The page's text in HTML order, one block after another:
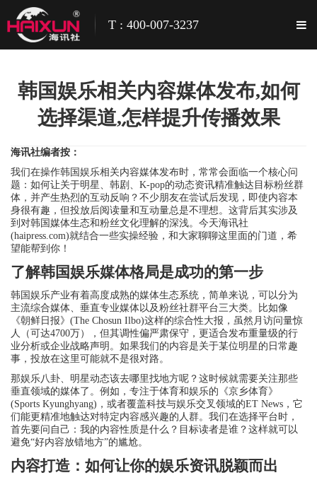
T : 400-007-3237
韩国娱乐相关内容媒体发布,如何
选择渠道,怎样提升传播效果
海讯社编者按：
我们在操作韩国娱乐相关内容媒体发布时，常常会面临一个核心问
题：如何让关于明星、韩剧、K-pop的动态资讯精准触达目标粉丝群
体，并产生热烈的互动反响？不少朋友在尝试后发现，即使内容本
身很有趣，但投放后阅读量和互动量总是不理想。这背后其实涉及
到对韩国媒体生态和粉丝文化理解的深浅。今天海讯社
(haipress.com)就结合一些实操经验，和大家聊聊这里面的门道，希
望能帮到你！
了解韩国娱乐媒体格局是成功的第一步
韩国娱乐产业有着高度成熟的媒体生态系统，简单来说，可以分为
主流综合媒体、垂直专业媒体以及粉丝社群平台三大类。比如像
《朝鲜日报》(The Chosun Ilbo)这样的综合性大报，虽然月访问量惊
人（可达4700万），但其调性偏严肃保守，更适合发布重量级的行
业分析或企业战略声明。如果我们的内容是关于某位明星的日常趣
事，投放在这里可能就不是很对路。
那娱乐八卦、明星动态该去哪里找地方呢？这时候就需要关注那些
垂直领域的媒体了。例如，专注于体育和娱乐的《京乡体育》
(Sports Kyunghyang)，或者覆盖科技与娱乐交叉领域的ET News，它
们能更精准地触达对特定内容感兴趣的人群。我们在选择平台时，
首先要问自己：我的内容性质是什么？目标读者是谁？这样就可以
避免“好内容放错地方”的尴尬。
内容打造：如何让你的娱乐资讯脱颖而出